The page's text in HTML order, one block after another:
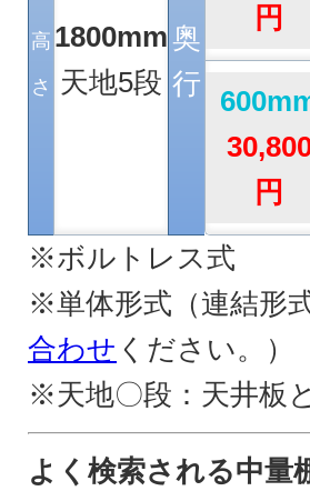
高
さ
1800mm
天地5段
奥
行
円
円
※ボルトレス式
※単体形式（連結形
合わせ ください。）
※天地〇段：天井板
よく検索される中量